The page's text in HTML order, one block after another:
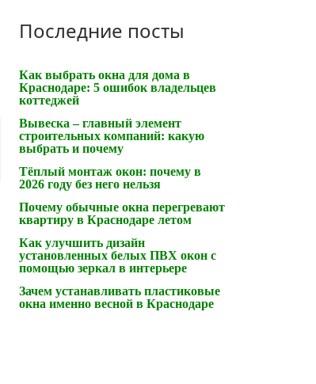
Последние посты
Как выбрать окна для дома в
Краснодаре: 5 ошибок владельцев
коттеджей
Вывеска – главный элемент
строительных компаний: какую
выбрать и почему
Тёплый монтаж окон: почему в
2026 году без него нельзя
Почему обычные окна перегревают
квартиру в Краснодаре летом
Как улучшить дизайн
установленных белых ПВХ окон с
помощью зеркал в интерьере
Зачем устанавливать пластиковые
окна именно весной в Краснодаре